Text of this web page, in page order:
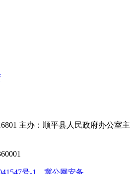
主办：顺平县人民政府办公室主
号-1 冀公网安备